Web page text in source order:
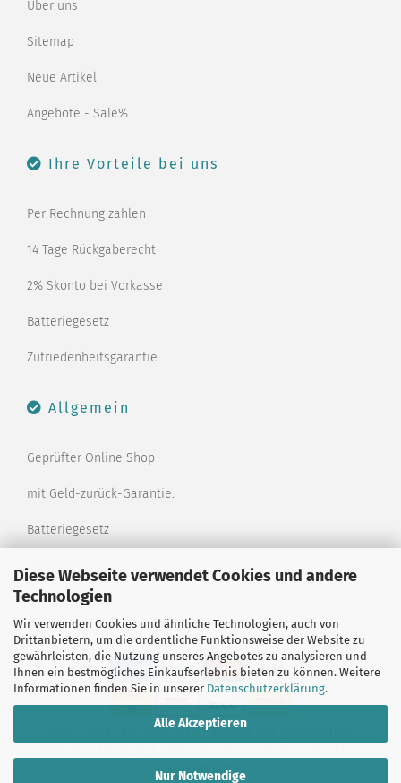
Diese Webseite verwendet Cookies und andere
Technologien
Wir verwenden Cookies und ähnliche Technologien, auch von
Drittanbietern, um die ordentliche Funktionsweise der Website zu
gewährleisten, die Nutzung unseres Angebotes zu analysieren und
Ihnen ein bestmögliches Einkaufserlebnis bieten zu können. Weitere
Informationen finden Sie in unserer Datenschutzerklärung.
Alle Akzeptieren
Nur Notwendige
Über uns
Sitemap
Neue Artikel
Angebote - Sale%
Ihre Vorteile bei uns
Per Rechnung zahlen
14 Tage Rückgaberecht
2% Skonto bei Vorkasse
Batteriegesetz
Zufriedenheitsgarantie
Allgemein
Geprüfter Online Shop
mit Geld-zurück-Garantie.
Batteriegesetz
Merkzettel
Kontaktformular
Alle Preise verstehen sich inklusive der gesetzlichen
gekennzeichnet.